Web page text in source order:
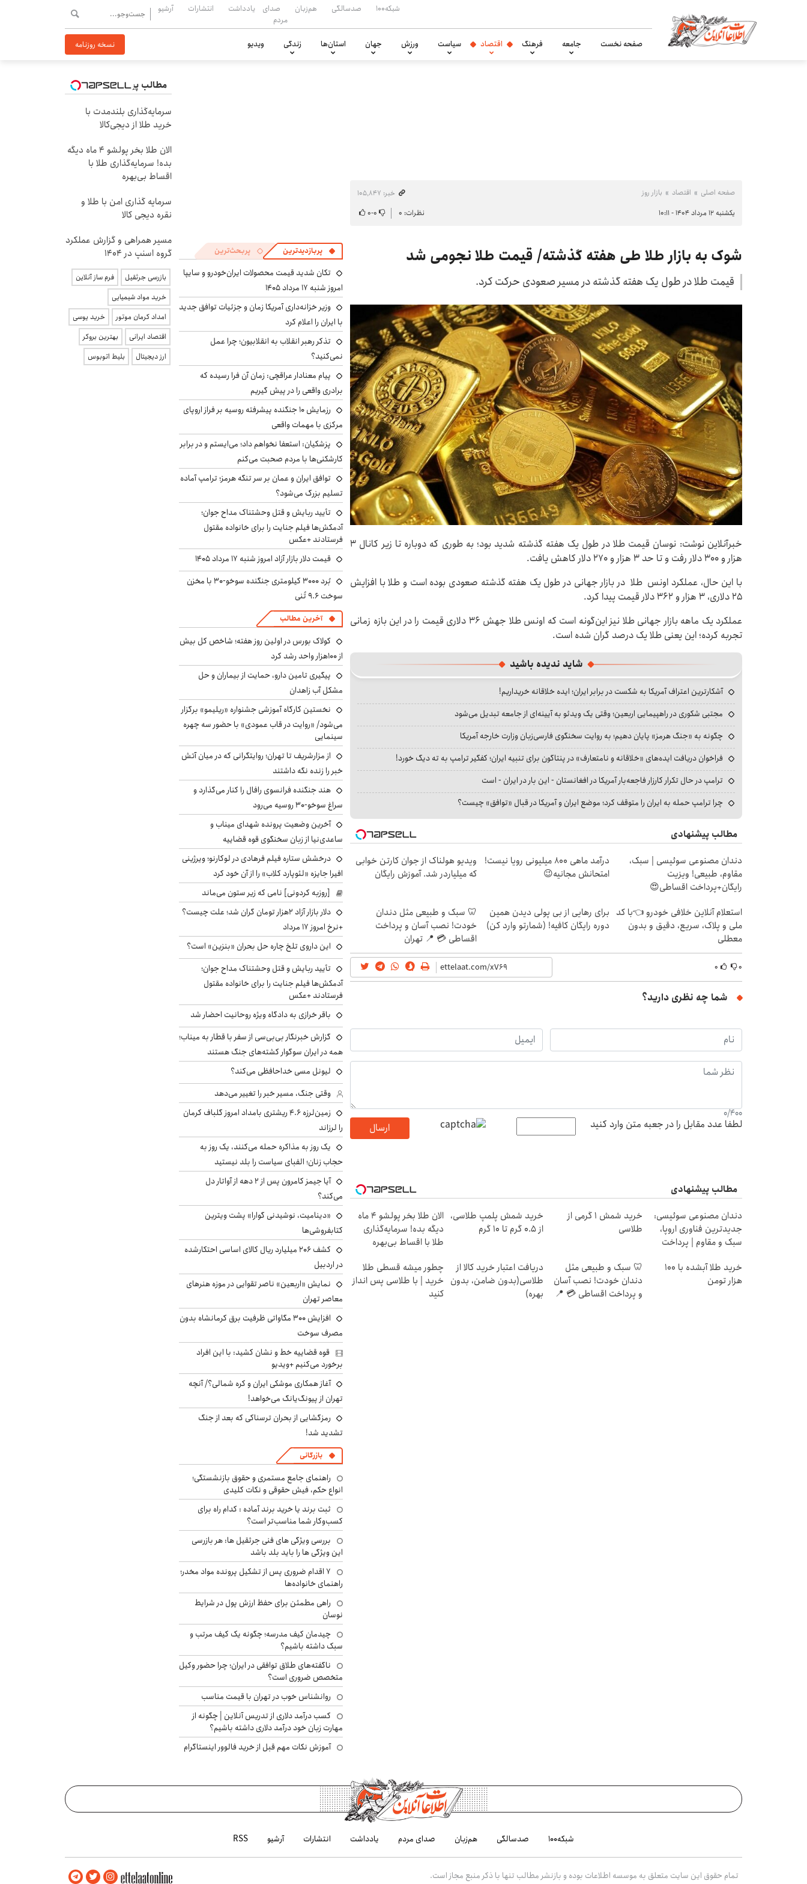
شبکه۱۰۰ صدسالگی هم‌زبان
صدای
مردم
یادداشت انتشارات آرشیو
صفحه نخست جامعه فرهنگ اقتصاد سیاست ورزش جهان استان‌ها زندگی ویدیو نسخه روزنامه
صفحه اصلی اقتصاد بازار روز
خبر: ۱۰۵٬۸۴۷
یکشنبه ۱۲ مرداد ۱۴۰۴ - ۱۰:۱۱
نظرات: ۰ ۰-۰
شوک به بازار طلا طی هفته گذشته/ قیمت طلا نجومی شد
قیمت طلا در طول یک هفته گذشته در مسیر صعودی حرکت کرد.
خبرآنلاین نوشت: نوسان قیمت طلا در طول یک هفته گذشته شدید بود؛ به طوری که دوباره تا زیر کانال ۳
هزار و ۳۰۰ دلار رفت و تا حد ۳ هزار و ۲۷۰ دلار کاهش یافت.
با این حال، عملکرد اونس طلا در بازار جهانی در طول یک هفته گذشته صعودی بوده است و طلا با افزایش
۲۵ دلاری، ۳ هزار و ۳۶۲ دلار قیمت پیدا کرد.
عملکرد یک ماهه بازار جهانی طلا نیز این‌گونه است که اونس طلا جهش ۳۶ دلاری قیمت را در این بازه زمانی
تجربه کرده؛ این یعنی طلا یک درصد گران شده است.
شاید ندیده باشید
آشکارترین اعتراف آمریکا به شکست در برابر ایران؛ ایده خلاقانه خریداریم!
مجتبی شکوری در راهپیمایی اربعین؛ وقتی یک ویدئو به آیینه‌ای از جامعه تبدیل می‌شود
چگونه به «جنگ هرمز» پایان دهیم؛ به روایت سخنگوی فارسی‌زبان وزارت خارجه آمریکا
فراخوان دریافت ایده‌های «خلاقانه و نامتعارف» در پنتاگون برای تنبیه ایران؛ کفگیر ترامپ به ته دیگ خورد!
ترامپ در حال تکرار کارزار فاجعه‌بار آمریکا در افغانستان - این بار در ایران - است
چرا ترامپ حمله به ایران را متوقف کرد؛ موضع ایران و آمریکا در قبال «توافق» چیست؟
مطالب پیشنهادی
دندان مصنوعی سوئیسی | سبک،
مقاوم، طبیعی! ویزیت
رایگان+پرداخت اقساطی😍
درآمد ماهی 800 میلیونی رویا نیست!
امتحانش مجانیه😉
ویدیو هولناک از جوان کارتن خوابی
که میلیاردر شد. آموزش رایگان
استعلام آنلاین خلافی خودرو 👈با کد
ملی و پلاک، سریع، دقیق و بدون
معطلی
برای رهایی از بی پولی دیدن همین
دوره رایگان کافیه! (شمارتو وارد کن)
🦷 سبک و طبیعی مثل دندان
خودت! نصب آسان و پرداخت
اقساطی 💳 📍 تهران
۰ ۰
شما چه نظری دارید؟
0/400
لطفا عدد مقابل را در جعبه متن وارد کنید ارسال
مطالب پیشنهادی
دندان مصنوعی سوئیسی:
جدیدترین فناوری اروپا،
سبک و مقاوم | پرداخت
خرید شمش 1 گرمی از
طلاسی
خرید شمش پلمپ طلاسی،
از ۰.۵ گرم تا ۱۰ گرم
الان طلا بخر پولشو 4 ماه
دیگه بده! سرمایه‌گذاری
طلا با اقساط بی‌بهره
خرید طلا آبشده با 100
هزار تومن
🦷 سبک و طبیعی مثل
دندان خودت! نصب آسان
و پرداخت اقساطی 💳 📍
دریافت اعتبار خرید کالا از
طلاسی(بدون ضامن، بدون
بهره)
چطور میشه قسطی طلا
خرید | با طلاسی پس انداز
کنید
پربازدیدترین پربحث‌ترین
تکان شدید قیمت محصولات ایران‌خودرو و سایپا
امروز شنبه ۱۷ مرداد ۱۴۰۵
وزیر خزانه‌داری آمریکا زمان و جزئیات توافق جدید
با ایران را اعلام کرد
تذکر رهبر انقلاب به انقلابیون؛ چرا عمل
نمی‌کنید؟
پیام معنادار عراقچی: زمان آن فرا رسیده که
برادری واقعی را در پیش گیریم
رزمایش ۱۰ جنگنده پیشرفته روسیه بر فراز اروپای
مرکزی با مهمات واقعی
پزشکیان: استعفا نخواهم داد؛ می‌ایستم و در برابر
کارشکنی‌ها با مردم صحبت می‌کنم
توافق ایران و عمان بر سر تنگه هرمز؛ ترامپ آماده
تسلیم بزرگ می‌شود؟
تأیید ربایش و قتل وحشتناک مداح جوان؛
آدمکش‌ها فیلم جنایت را برای خانواده مقتول
فرستادند +عکس
قیمت دلار بازار آزاد امروز شنبه ۱۷ مرداد ۱۴۰۵
بُرد ۳۰۰۰ کیلومتری جنگنده سوخو-۳۰ با مخزن
سوخت ۹.۶ تُنی
آخرین مطالب
کولاک بورس در اولین روز هفته؛ شاخص کل بیش
از ۱۰۰هزار واحد رشد کرد
پیگیری تامین دارو، حمایت از بیماران و حل
مشکل آب زاهدان
نخستین کارگاه آموزشی جشنواره «ریلیمو» برگزار
می‌شود/ «روایت در قاب عمودی» با حضور سه چهره
سینمایی
از مزارشریف تا تهران؛ روایتگرانی که در میان آتش
خبر را زنده نگه داشتند
هند جنگنده فرانسوی رافال را کنار می‌گذارد و
سراغ سوخو-30 روسیه می‌رود
آخرین وضعیت پرونده شهدای میناب و
ساعدی‌نیا از زبان سخنگوی قوه قضاییه
درخشش ستاره فیلم فرهادی در لوکارنو؛ ویرژینی
افیرا جایزه «لئوپارد کلاب» را از آن خود کرد
[روزبه کردونی] نامی که زیر ستون می‌ماند
دلار بازار آزاد ۲هزار تومان گران شد؛ علت چیست؟
+نرخ امروز ۱۷ مرداد
این داروی تلخ چاره حل بحران «بنزین» است؟
تأیید ربایش و قتل وحشتناک مداح جوان؛
آدمکش‌ها فیلم جنایت را برای خانواده مقتول
فرستادند +عکس
باقر خرازی به دادگاه ویژه روحانیت احضار شد
گزارش خبرنگار بی‌بی‌سی از سفر با قطار به میناب؛
همه در ایران سوگوار کشته‌های جنگ هستند
لیونل مسی خداحافظی می‌کند؟
وقتی جنگ، مسیر خبر را تغییر می‌دهد
زمین‌لرزه ۴.۶ ریشتری بامداد امروز گلباف کرمان
را لرزاند
یک روز به مذاکره حمله می‌کنند، یک روز به
حجاب زنان؛ الفبای سیاست را بلد نیستید
آیا جیمز کامرون پس از ۲ دهه از آواتار دل
می‌کند؟
«دینامیت، نوشیدنی گوارا» پشت ویترین
کتابفروشی‌ها
کشف ۲۰۶ میلیارد ریال کالای اساسی احتکارشده
در اردبیل
نمایش «اربعین» ناصر تقوایی در موزه هنرهای
معاصر تهران
افزایش ۳۰۰ مگاواتی ظرفیت برق کرمانشاه بدون
مصرف سوخت
قوه قضاییه خط و نشان کشید: با این افراد
برخورد می‌کنیم +ویدیو
آغاز همکاری موشکی ایران و کره شمالی؟/ آنچه
تهران از پیونگ‌یانگ می‌خواهد!
رمزگشایی از بحران ترسناکی که بعد از جنگ
تشدید شد!
بازرگانی
راهنمای جامع مستمری و حقوق بازنشستگی؛
انواع حکم، فیش حقوقی و نکات کلیدی
ثبت برند یا خرید برند آماده : کدام راه برای
کسب‌وکار شما مناسب‌تر است؟
بررسی ویژگی های فنی جرثقیل ها: هر بازرسی
این ویژگی ها را باید بلد باشد
۷ اقدام ضروری پس از تشکیل پرونده مواد مخدر؛
راهنمای خانواده‌ها
راهی مطمئن برای حفظ ارزش پول در شرایط
نوسان
چیدمان کیف مدرسه؛ چگونه یک کیف مرتب و
سبک داشته باشیم؟
ناگفته‌های طلاق توافقی در ایران؛ چرا حضور وکیل
متخصص ضروری است؟
روانشناس خوب در تهران با قیمت مناسب
کسب درآمد دلاری از تدریس آنلاین | چگونه از
مهارت زبان خود درآمد دلاری داشته باشیم؟
آموزش نکات مهم قبل از خرید فالوور اینستاگرام
مطالب پیشنهادی
سرمایه‌گذاری بلندمدت با
خرید طلا از دیجی‌کالا
الان طلا بخر پولشو 4 ماه دیگه
بده! سرمایه‌گذاری طلا با
اقساط بی‌بهره
سرمایه گذاری امن با طلا و
نقره دیجی کالا
مسیر همراهی و گزارش عملکرد
گروه اسنپ در ۱۴۰۴
بازرسی جرثقیل
فرم ساز آنلاین
خرید مواد شیمیایی
امداد کرمان موتور
خرید یوسی
اقتصاد ایرانی
بهترین بروکر
ارز دیجیتال
بلیط اتوبوس
شبکه۱۰۰ صدسالگی هم‌زبان صدای مردم یادداشت انتشارات آرشیو RSS
تمام حقوق این سایت متعلق به موسسه اطلاعات بوده و بازنشر مطالب تنها با ذکر منبع مجاز است.